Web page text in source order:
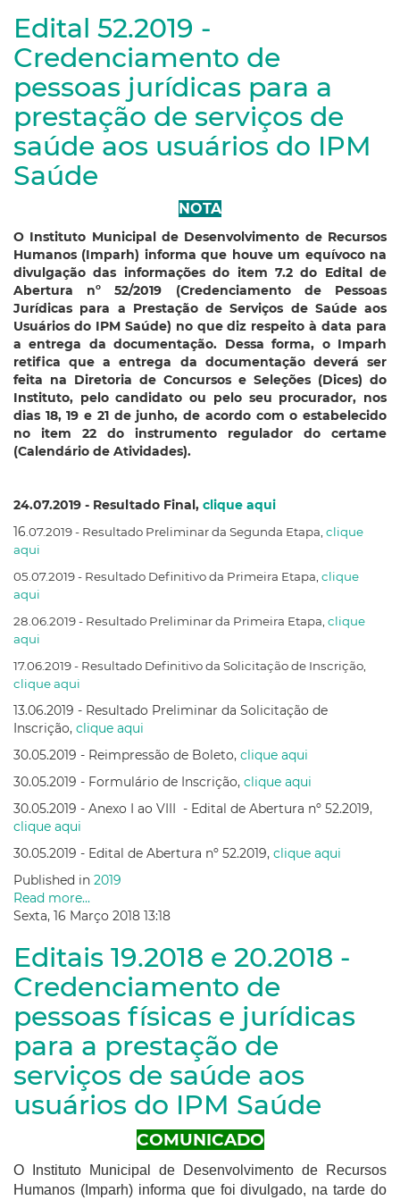
Edital 52.2019 -
Credenciamento de
pessoas jurídicas para a
prestação de serviços de
saúde aos usuários do IPM
Saúde
NOTA
O Instituto Municipal de Desenvolvimento de Recursos
Humanos (Imparh) informa que houve um equívoco na
divulgação das informações do item 7.2 do Edital de
Abertura nº 52/2019 (Credenciamento de Pessoas
Jurídicas para a Prestação de Serviços de Saúde aos
Usuários do IPM Saúde) no que diz respeito à data para
a entrega da documentação. Dessa forma, o Imparh
retifica que a entrega da documentação deverá ser
feita na Diretoria de Concursos e Seleções (Dices) do
Instituto, pelo candidato ou pelo seu procurador, nos
dias 18, 19 e 21 de junho, de acordo com o estabelecido
no item 22 do instrumento regulador do certame
(Calendário de Atividades).
24.07.2019 - Resultado Final, clique aqui
16 .07.2019 - Resultado Preliminar da Segunda Etapa, clique
aqui
05.07.2019 - Resultado Definitivo da Primeira Etapa, clique
aqui
28.06.2019 - Resultado Preliminar da Primeira Etapa, clique
aqui
17.06.2019 - Resultado Definitivo da Solicitação de Inscrição,
clique aqui
13.06.2019 - Resultado Preliminar da Solicitação de
Inscrição, clique aqui
30.05.2019 - Reimpressão de Boleto, clique aqui
30.05.2019 - Formulário de Inscrição, clique aqui
30.05.2019 - Anexo I ao VIII - Edital de Abertura nº 52.2019,
clique aqui
30.05.2019 - Edital de Abertura nº 52.2019, clique aqui
Published in 2019
Read more...
Sexta, 16 Março 2018 13:18
Editais 19.2018 e 20.2018 -
Credenciamento de
pessoas físicas e jurídicas
para a prestação de
serviços de saúde aos
usuários do IPM Saúde
COMUNICADO
O Instituto Municipal de Desenvolvimento de Recursos
Humanos (Imparh) informa que foi divulgado, na tarde do